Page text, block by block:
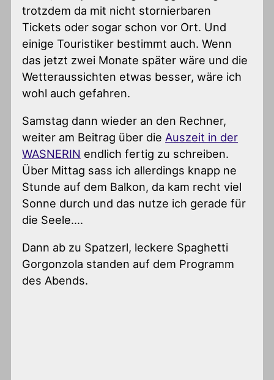
trotzdem da mit nicht stornierbaren
Tickets oder sogar schon vor Ort. Und
einige Touristiker bestimmt auch. Wenn
das jetzt zwei Monate später wäre und die
Wetteraussichten etwas besser, wäre ich
wohl auch gefahren.
Samstag dann wieder an den Rechner,
weiter am Beitrag über die Auszeit in der
WASNERIN endlich fertig zu schreiben.
Über Mittag sass ich allerdings knapp ne
Stunde auf dem Balkon, da kam recht viel
Sonne durch und das nutze ich gerade für
die Seele….
Dann ab zu Spatzerl, leckere Spaghetti
Gorgonzola standen auf dem Programm
des Abends.